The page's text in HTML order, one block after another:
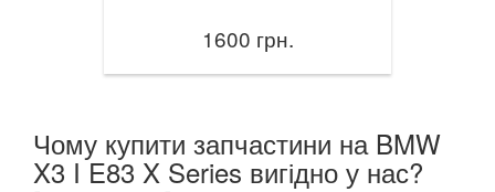
1600 грн.
Чому купити запчастини на BMW
X3 I E83 X Series вигідно у нас?